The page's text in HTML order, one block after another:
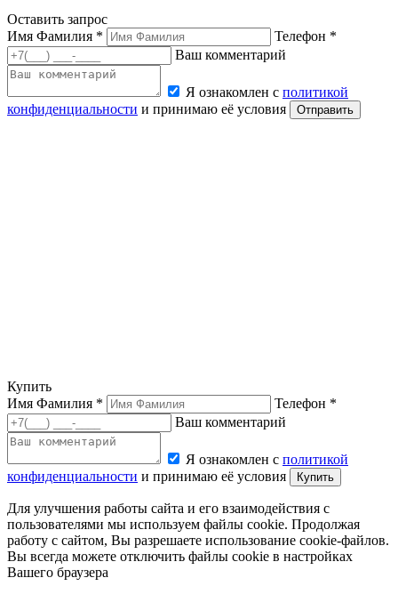
Оставить запрос
Имя Фамилия *
Телефон *
Ваш комментарий
Я ознакомлен с политикой
конфиденциальности и принимаю её условия Отправить
Купить
Имя Фамилия *
Телефон *
Ваш комментарий
Я ознакомлен с политикой
конфиденциальности и принимаю её условия Купить
Для улучшения работы сайта и его взаимодействия с
пользователями мы используем файлы cookie. Продолжая
работу с сайтом, Вы разрешаете использование cookie-файлов.
Вы всегда можете отключить файлы cookie в настройках
Вашего браузера